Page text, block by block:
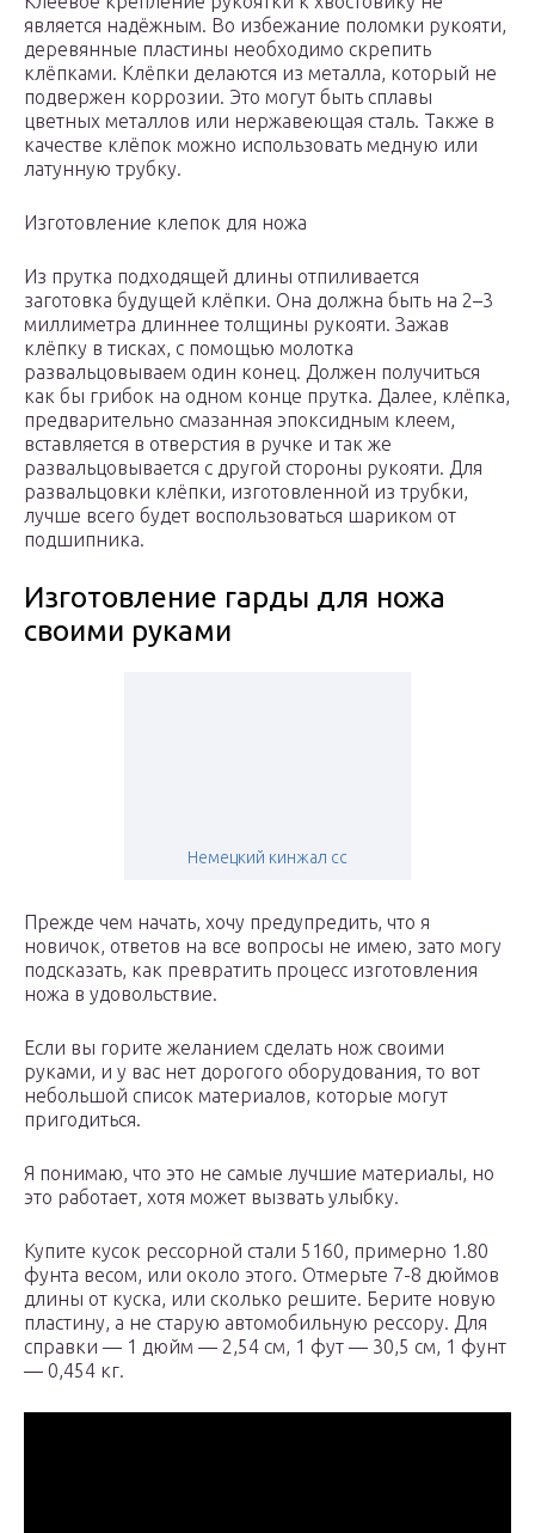
является надёжным. Во избежание поломки рукояти,
деревянные пластины необходимо скрепить
клёпками. Клёпки делаются из металла, который не
подвержен коррозии. Это могут быть сплавы
цветных металлов или нержавеющая сталь. Также в
качестве клёпок можно использовать медную или
латунную трубку.
Изготовление клепок для ножа
Из прутка подходящей длины отпиливается
заготовка будущей клёпки. Она должна быть на 2–3
миллиметра длиннее толщины рукояти. Зажав
клёпку в тисках, с помощью молотка
развальцовываем один конец. Должен получиться
как бы грибок на одном конце прутка. Далее, клёпка,
предварительно смазанная эпоксидным клеем,
вставляется в отверстия в ручке и так же
развальцовывается с другой стороны рукояти. Для
развальцовки клёпки, изготовленной из трубки,
лучше всего будет воспользоваться шариком от
подшипника.
Изготовление гарды для ножа
своими руками
Немецкий кинжал сс
Прежде чем начать, хочу предупредить, что я
новичок, ответов на все вопросы не имею, зато могу
подсказать, как превратить процесс изготовления
ножа в удовольствие.
Если вы горите желанием сделать нож своими
руками, и у вас нет дорогого оборудования, то вот
небольшой список материалов, которые могут
пригодиться.
Я понимаю, что это не самые лучшие материалы, но
это работает, хотя может вызвать улыбку.
Купите кусок рессорной стали 5160, примерно 1.80
фунта весом, или около этого. Отмерьте 7-8 дюймов
длины от куска, или сколько решите. Берите новую
пластину, а не старую автомобильную рессору. Для
справки — 1 дюйм — 2,54 см, 1 фут — 30,5 см, 1 фунт
— 0,454 кг.